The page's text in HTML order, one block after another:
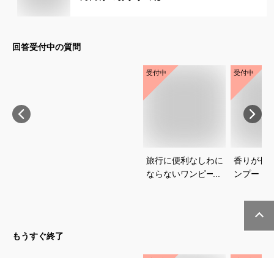
回答受付中の質問
受付中
旅行に便利なしわに
ならないワンピース
受付中
香りが長
ンプー｜
めを教え
もうすぐ終了